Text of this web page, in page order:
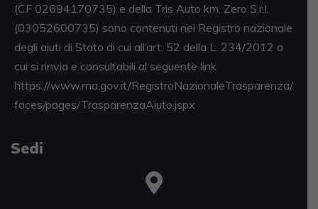
(CF 02694170735) e della Tris Auto km. Zero S.r.l.
(03052600735) sono contenuti nel Registro nazionale
degli aiuti di Stato di cui all’art. 52 della L. 234/2012 a
cui si rinvia e consultabili al seguente link
https://www.rna.gov.it/RegistroNazionaleTrasparenza/
faces/pages/TrasparenzaAiuto.jspx
Sedi